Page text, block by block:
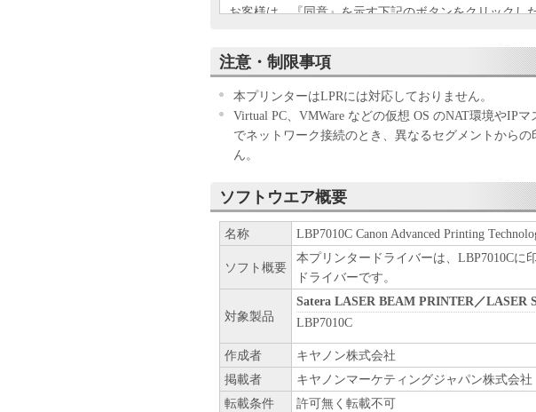
お客様は、『同意』を示す下記のボタンをクリックし
す。
お客様が本契約書に同意できない場合、「本ソフトウ
きません。
１．許諾
(1) キヤノンは、お客様が「キヤノン製品」を利用す
ン製品」に直接またはネットワークを通じ接続される
においては、「本ソフトウェア」をコンピューターの
すること、またはコンピューターにおいて表示するこ
しくは実行することのいずれも含むものとします。）
お客様に対して許諾します。お客様は、また「指定機
て接続されたコンピューター上で、かかるコンピュー
ソフトウェア」を使用させることができますが、かか
に本契約書上の義務および条件を遵守させるとともに
負うことを条件とします。
(2) お客様は、上記(1)に基づいて「本ソフトウェア」
ップとして、「本ソフトウェア」を１部、複製するこ
(3) 上記(1)および(2)に定める場合を除き、キヤノンま
ーのいかなる知的財産権も、明示たると黙示たるとを
注意・制限事項
本プリンターはLPRには対応しておりません。
Virtual PC、VMWare などの仮想 OS のNAT環境やIP
でネットワーク接続のとき、異なるセグメントから
ん。
ソフトウエア概要
名称 LBP7010C Canon Advanced Printing
ソフト概要
本プリンタードライバーは、LBP7010Cに
ドライバーです。
対象製品
Satera LASER BEAM PRINTER／LASER
LBP7010C
作成者
キヤノン株式会社
掲載者
キヤノンマーケティングジャパン株式会社
転載条件
許可無く転載不可